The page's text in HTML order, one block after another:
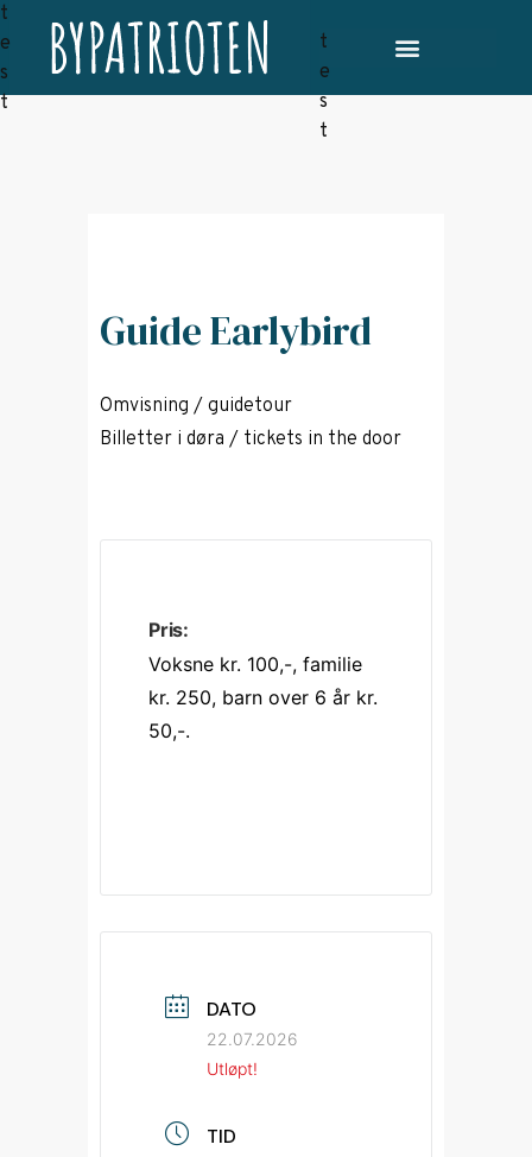
Guide Earlybird
Omvisning / guidetour
Billetter i døra / tickets in the door
Pris:
Voksne kr. 100,-, familie
kr. 250, barn over 6 år kr.
50,-.
DATO
22.07.2026
Utløpt!
TID